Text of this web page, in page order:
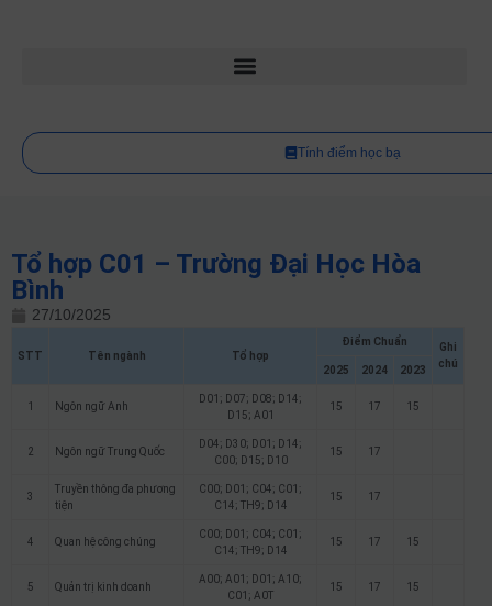
Tính điểm học bạ
Tổ hợp C01 – Trường Đại Học Hòa
Bình
27/10/2025
STT Tên ngành Tổ hợp
Điểm Chuẩn
Ghi
chú
2025 2024 2023
1 Ngôn ngữ Anh
D01; D07; D08; D14;
D15; A01
15 17 15
2 Ngôn ngữ Trung Quốc
D04; D30; D01; D14;
C00; D15; D10
15 17
3
Truyền thông đa phương
tiện
C00; D01; C04; C01;
C14; TH9; D14
15 17
4 Quan hệ công chúng
C00; D01; C04; C01;
C14; TH9; D14
15 17 15
5 Quản trị kinh doanh
A00; A01; D01; A10;
C01; A0T
15 17 15